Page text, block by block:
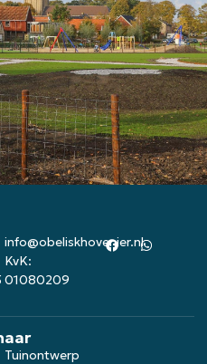
info@obeliskhovenier.nl
KvK:
01080209
Tuinontwerp